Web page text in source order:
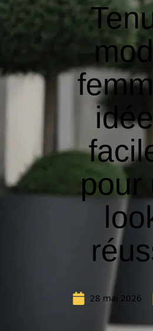
pour
28 mai 2026